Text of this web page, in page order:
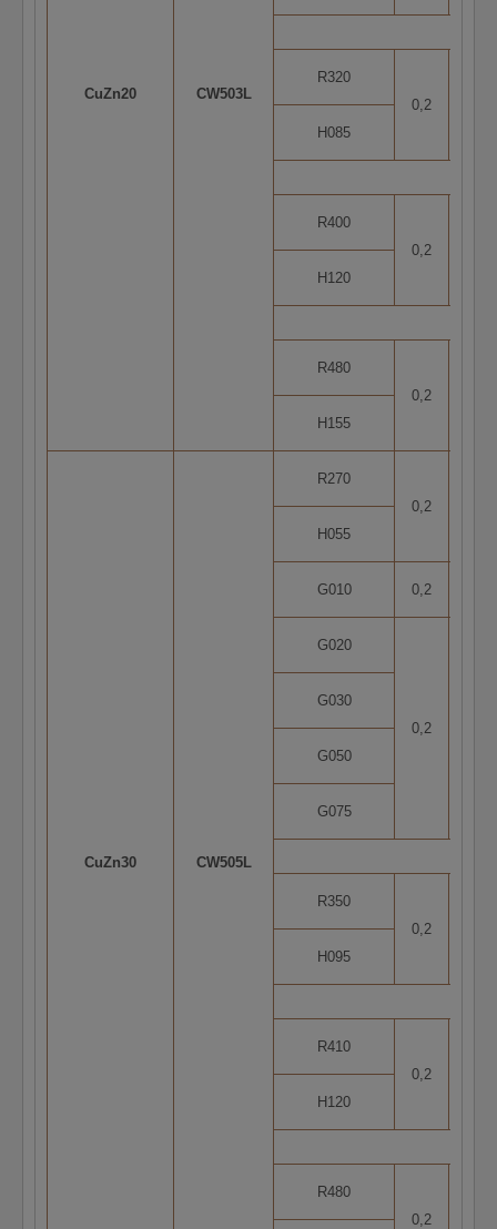
CuZn20 CW503L
R320
0,2
H085
R400
0,2
H120
R480
0,2
H155
CuZn30 CW505L
R270
0,2
H055
G010 0,2
G020
0,2
G030
G050
G075
R350
0,2
H095
R410
0,2
H120
R480
0,2